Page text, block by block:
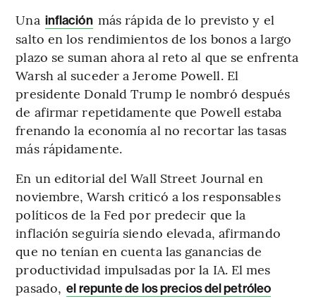
Una inflación más rápida de lo previsto y el
salto en los rendimientos de los bonos a largo
plazo se suman ahora al reto al que se enfrenta
Warsh al suceder a Jerome Powell. El
presidente Donald Trump le nombró después
de afirmar repetidamente que Powell estaba
frenando la economía al no recortar las tasas
más rápidamente.
En un editorial del Wall Street Journal en
noviembre, Warsh criticó a los responsables
políticos de la Fed por predecir que la
inflación seguiría siendo elevada, afirmando
que no tenían en cuenta las ganancias de
productividad impulsadas por la IA. El mes
pasado, el repunte de los precios del petróleo